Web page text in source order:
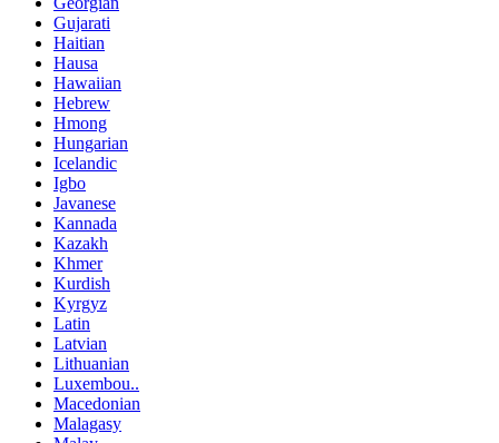
Gujarati
Haitian
Hausa
Hawaiian
Hebrew
Hmong
Hungarian
Icelandic
Igbo
Javanese
Kannada
Kazakh
Khmer
Kurdish
Kyrgyz
Latin
Latvian
Lithuanian
Luxembou..
Macedonian
Malagasy